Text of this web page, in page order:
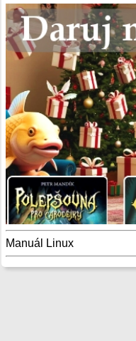
Manuál Linux